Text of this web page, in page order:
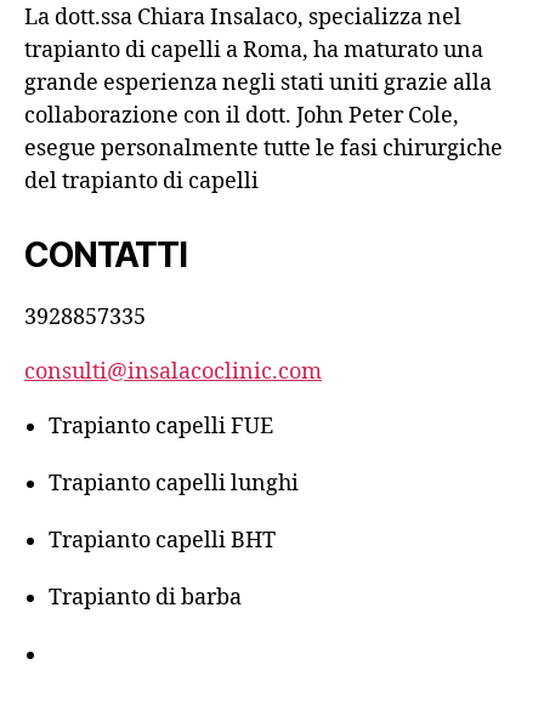
La dott.ssa Chiara Insalaco, specializza nel
trapianto di capelli a Roma, ha maturato una
grande esperienza negli stati uniti grazie alla
collaborazione con il dott. John Peter Cole,
esegue personalmente tutte le fasi chirurgiche
del trapianto di capelli
CONTATTI
3928857335
consulti@insalacoclinic.com
Trapianto capelli FUE
Trapianto capelli lunghi
Trapianto capelli BHT
Trapianto di barba